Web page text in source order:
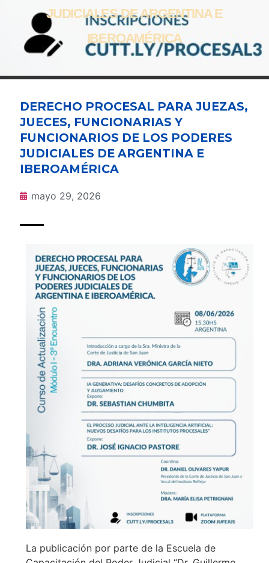
JUDICIALES DE ARGENTINA E
IBEROAMÉRICA
DERECHO PROCESAL PARA JUEZAS,
JUECES, FUNCIONARIAS Y
FUNCIONARIOS DE LOS PODERES
JUDICIALES DE ARGENTINA E
IBEROAMÉRICA
mayo 29, 2026
La publicación por parte de la Escuela de